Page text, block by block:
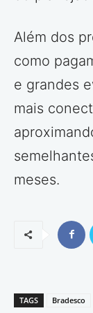
Além dos
como
e grandes
mais
meses.
TAGS Bradesco